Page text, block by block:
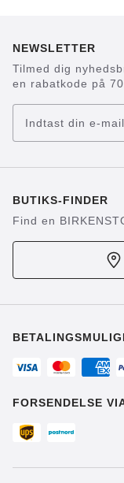
NEWSLETTER
Tilmed dig
en rabatkode på
Indtast din e-
BUTIKS-FINDER
Find en
FORSENDELSE